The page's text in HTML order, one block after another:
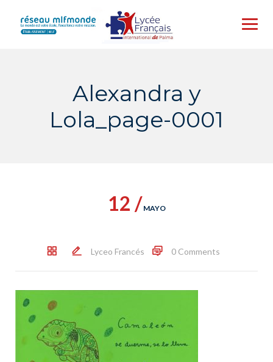
content
Alexandra y
Lola_page-0001
12 / MAYO
Lyceo Francés 0 Comments